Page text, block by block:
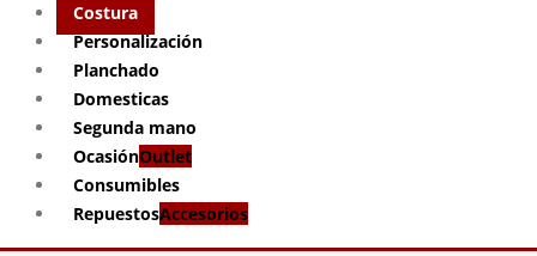
Costura
Personalización
Planchado
Domesticas
Segunda mano
OcasiónOutlet
Consumibles
RepuestosAccesorios